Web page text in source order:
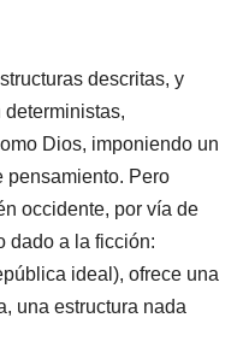
descritas, y
Dios, imponiendo un
pensamiento. Pero
occidente, por vía de
dado a la ficción:
ideal), ofrece una
una estructura nada